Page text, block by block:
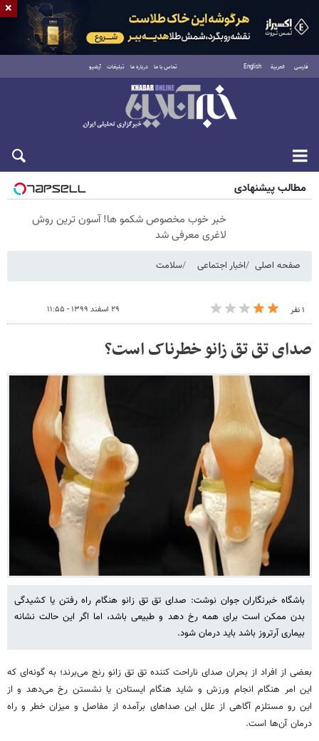
فارسی العربية English تماس با ما درباره ما تبلیغات آرشیو
شنبه ۱۷ مرداد ۱۴۰۵
مطالب پیشنهادی
خبر خوب مخصوص شکمو ها! آسون ترین روش
لاغری معرفی شد
صفحه اصلی اخبار اجتماعی سلامت
۱ نفر ۲۹ اسفند ۱۳۹۹ - ۱۱:۵۵
صدای تق تق زانو خطرناک است؟
باشگاه خبرنگاران جوان نوشت: صدای تق تق زانو هنگام راه رفتن یا کشیدگی
بدن ممکن است برای همه رخ دهد و طبیعی باشد، اما اگر این حالت نشانه
بیماری آرتروز باشد باید درمان شود.
بعضی از افراد از بحران صدای ناراحت کننده تق تق زانو رنج می‌برند؛ به گونه‌ای که
این امر هنگام انجام ورزش و شاید هنگام ایستادن یا نشستن رخ می‌دهد و از
این رو مستلزم آگاهی از علل این صداهای برآمده از مفاصل و میزان خطر و راه
درمان آن‌ها است.
×